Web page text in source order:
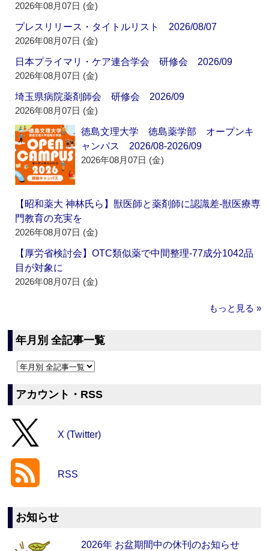
2026年08月07日 (金)
プレスリリース・タイトルリスト 2026/08/07
2026年08月07日 (金)
日本プライマリ・ケア連合学会 研修会 2026/09
2026年08月07日 (金)
埼玉県病院薬剤師会 研修会 2026/09
2026年08月07日 (金)
徳島文理大学 徳島薬学部 オープンキ
ャンパス 2026/08-2026/09
2026年08月07日 (金)
【昭和薬大 神林氏ら】獣医師と薬剤師に認識差‐獣医療専
門教育の充実を
2026年08月07日 (金)
【厚労省検討会】OTC類似薬で中間整理‐77成分1042品
目が対象に
2026年08月07日 (金)
もっと見る »
年月別 全記事一覧
アカウント・RSS
X (Twitter)
RSS
お知らせ
2026年 お盆期間中の休刊のお知らせ